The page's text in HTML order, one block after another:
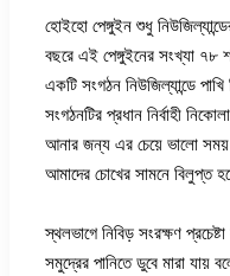
হোইহো পেঙ্গুইন শুধু
বছরে এই পেঙ্গুইনের সংখ্যা ৭৮
একটি সংগঠন নিউজিল্যান্ডে
সংগঠনটির প্রধান নির্বাহী
আনার জন্য এর চেয়ে ভালো
আমাদের চোখের সামনে বিলুপ্ত
স্থলভাগে নিবিড় সংরক্ষণ
সমুদ্রের পানিতে ডুবে মারা যায়